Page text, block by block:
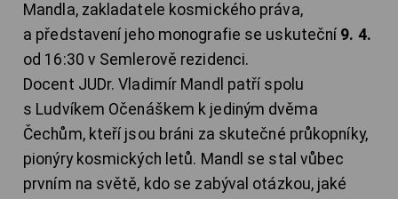
Mandla, zakladatele kosmického práva,
a představení jeho monografie se uskuteční 9. 4.
od 16:30 v Semlerově rezidenci.
Docent JUDr. Vladimír Mandl patří spolu
s Ludvíkem Očenáškem k jediným dvěma
Čechům, kteří jsou bráni za skutečné průkopníky,
pionýry kosmických letů. Mandl se stal vůbec
prvním na světě, kdo se zabýval otázkou, jaké